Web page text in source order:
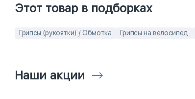
Этот товар в подборках
Грипсы (рукоятки) / Обмотка Грипсы на велосипед
Наши акции